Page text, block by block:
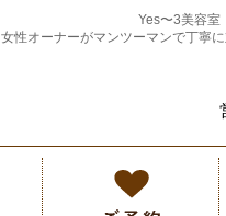
Yes〜3美容室
女性オーナーがマンツーマンで丁寧